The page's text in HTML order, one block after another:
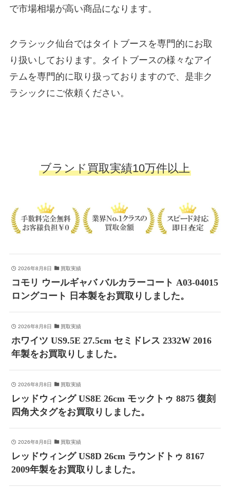
で市場相場が高い商品になります。
クラシック仙台ではタイトブースを専門的にお取
り扱いしております。タイトブースの様々なアイ
テムを専門的に取り扱っておりますので、是非ク
ラシックにご依頼ください。
ブランド買取実績10万件以上
2026年8月8日 買取実績
コモリ ウールギャバ バルカラーコート A03-04015
ロングコート 日本製をお買取りしました。
2026年8月8日 買取実績
ホワイツ US9.5E 27.5cm セミドレス 2332W 2016
年製をお買取りしました。
2026年8月8日 買取実績
レッドウィング US8E 26cm モックトゥ 8875 復刻
四角犬タグをお買取りしました。
2026年8月8日 買取実績
レッドウィング US8D 26cm ラウンドトゥ 8167
2009年製をお買取りしました。